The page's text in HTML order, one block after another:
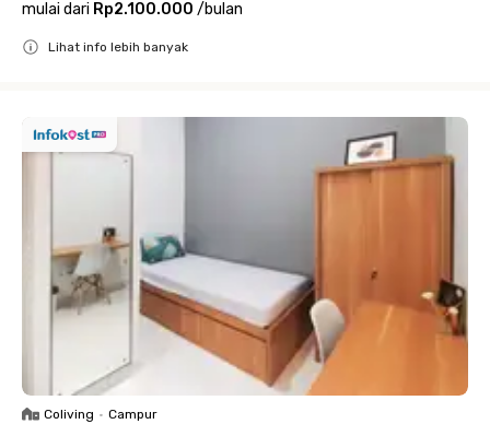
mulai dari Rp2.100.000 /bulan
Lihat info lebih banyak
Coliving • Campur